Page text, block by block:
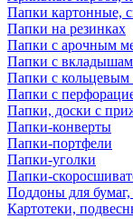
Папки картонные,
Папки на резинках
Папки с арочным
Папки с
Папки с
Папки с
Папки, доски с
Папки-конверты
Папки-портфели
Папки-уголки
Папки-
Поддоны для бумаг,
Картотеки,